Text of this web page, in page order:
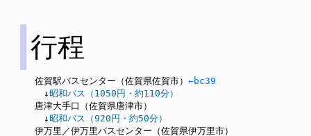
行程
佐賀駅バスセンター（佐賀県佐賀市） ←bc39
↓ 昭和バス（1050円・約110分）
唐津大手口（佐賀県唐津市）
↓ 昭和バス（920円・約50分）
伊万里／伊万里バスセンター（佐賀県伊万里市）